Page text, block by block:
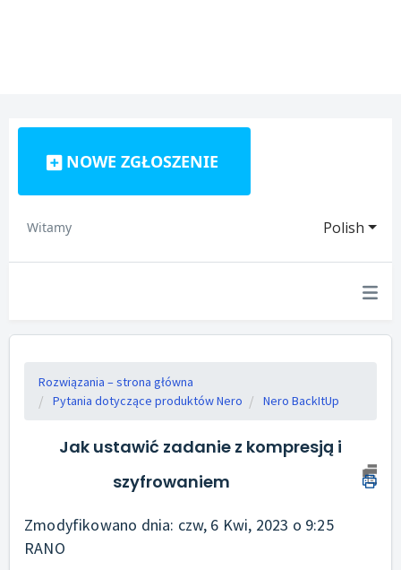
NOWE ZGŁOSZENIE
Polish
Witamy
Rozwiązania – strona główna
Pytania dotyczące produktów Nero
Nero BackItUp
Jak ustawić zadanie z kompresją i
szyfrowaniem
Zmodyfikowano dnia: czw, 6 Kwi, 2023 o 9:25
RANO